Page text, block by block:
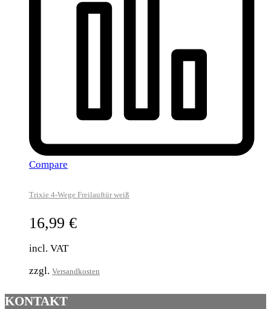
Compare
Trixie 4-Wege Freilauftür weiß
16,99 €
incl. VAT
zzgl. Versandkosten
KONTAKT